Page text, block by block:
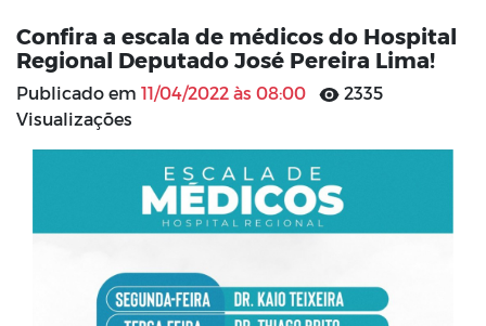
Confira a escala de médicos do Hospital
Regional Deputado José Pereira Lima!
Publicado em 11/04/2022 às 08:00
2335
Visualizações